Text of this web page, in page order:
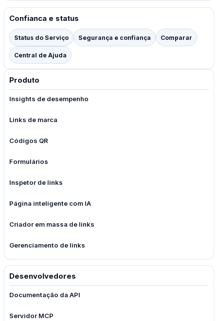
Confianca e status
Status do Serviço Segurança e confiança Comparar
Central de Ajuda
Produto
Insights de desempenho
Links de marca
Códigos QR
Formulários
Inspetor de links
Página inteligente com IA
Criador em massa de links
Gerenciamento de links
Desenvolvedores
Documentação da API
Servidor MCP